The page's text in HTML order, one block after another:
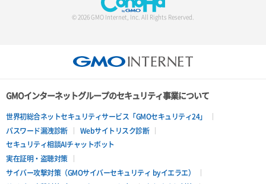
© 2026 GMO Internet, Inc. All Rights Reserved.
GMOインターネットグループのセキュリティ事業について
世界初総合ネットセキュリティサービス「GMOセキュリティ24」
パスワード漏洩診断
Webサイトリスク診断
セキュリティ相談AIチャットボット
実在証明・盗聴対策
サイバー攻撃対策（GMOサイバーセキュリティ byイエラエ）